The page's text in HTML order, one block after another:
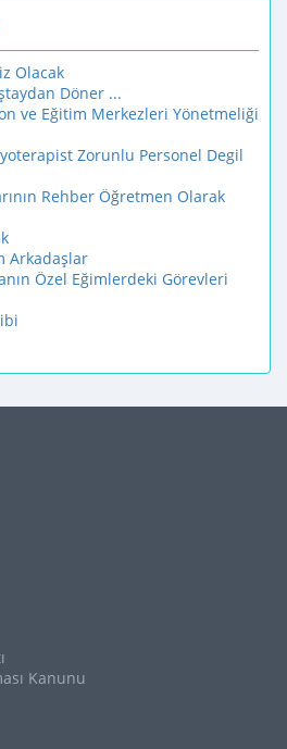
Olacak
Döner ...
ve Eğitim Merkezleri Yönetmeliği
Zorunlu Personel Degil
Rehber Öğretmen Olarak
Arkadaşlar
Özel Eğimlerdeki Görevleri
Kanunu